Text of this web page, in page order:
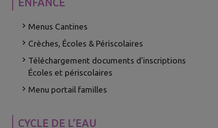
ENFANCE
Menus Cantines
Crèches, Écoles & Périscolaires
Téléchargement documents d'inscriptions
Écoles et périscolaires
Menu portail familles
CYCLE DE L’EAU